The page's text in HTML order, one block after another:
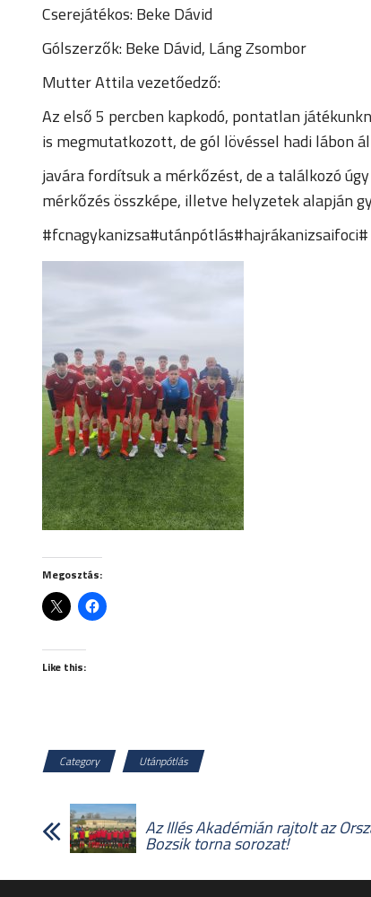
Cserejátékos: Beke Dávid
Gólszerzők: Beke Dávid, Láng Zsombor
Mutter Attila vezetőedző:
Az első 5 percben kapkodó, pontatlan
is megmutatkozott, de gól lövéssel hadi lábon
javára fordítsuk a mérkőzést, de a találkozó
mérkőzés összképe, illetve helyzetek alapján
#fcnagykanizsa#utánpótlás#hajrákanizsaifoci#
Megosztás:
Like this:
Category Utánpótlás
Az Illés Akadémián rajtolt az
Bozsik torna sorozat!